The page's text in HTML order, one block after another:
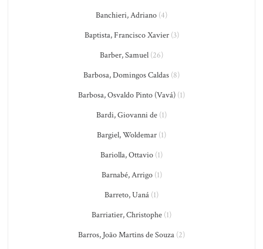
Banchieri, Adriano (4)
Baptista, Francisco Xavier(3)
Barber, Samuel (26)
Barbosa, Domingos Caldas (8)
Barbosa, Osvaldo Pinto (Vavá) (1)
Bardi, Giovanni de (1)
Bargiel, Woldemar (1)
Bariolla, Ottavio (1)
Barnabé, Arrigo(1)
Barreto, Uaná (1)
Barriatier, Christophe (1)
Barros, João Martins de Souza (2)